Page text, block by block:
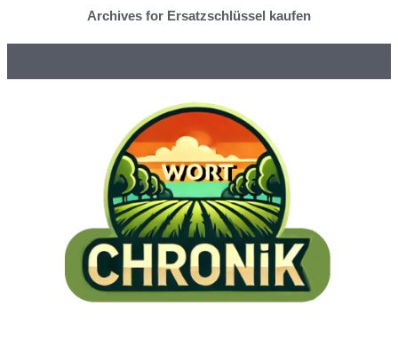
Archives for Ersatzschlüssel kaufen